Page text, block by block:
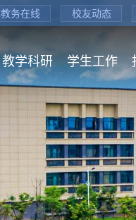
教务在线 校友动态
教学科研 学生工作